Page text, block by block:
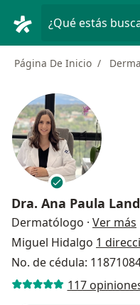
¿Qué estás
Página De Inicio
Dra. Ana Paula
Dermatólogo · Ver más
Miguel Hidalgo 1
No. de cédula:
117